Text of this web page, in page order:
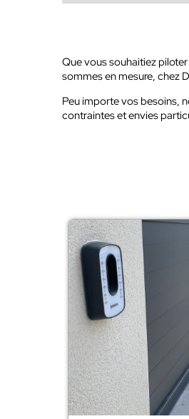
Que vous souhaitiez
sommes en mesure, chez
Peu importe vos besoins,
contraintes et envies